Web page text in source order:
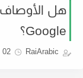
هل الأوصاف
Google؟
RaiArabic 02 أغسطس 2022